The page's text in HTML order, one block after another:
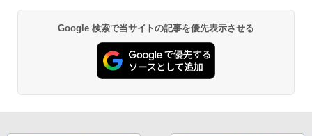
Google 検索で当サイトの記事を優先表示させる